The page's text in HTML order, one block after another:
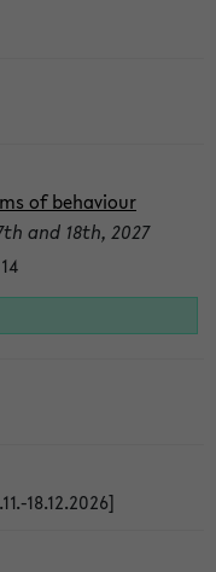
of behaviour
and 18th, 2027
18.12.2026]